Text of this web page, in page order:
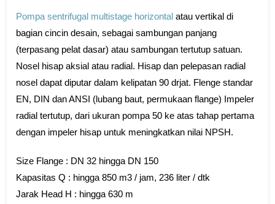
Pompa sentrifugal multistage horizontal atau vertikal di
bagian cincin desain, sebagai sambungan panjang
(terpasang pelat dasar) atau sambungan tertutup satuan.
Nosel hisap aksial atau radial. Hisap dan pelepasan radial
nosel dapat diputar dalam kelipatan 90 drjat. Flenge standar
EN, DIN dan ANSI (lubang baut, permukaan flange) Impeler
radial tertutup, dari ukuran pompa 50 ke atas tahap pertama
dengan impeler hisap untuk meningkatkan nilai NPSH.
Size Flange : DN 32 hingga DN 150
Kapasitas Q : hingga 850 m3 / jam, 236 liter / dtk
Jarak Head H : hingga 630 m